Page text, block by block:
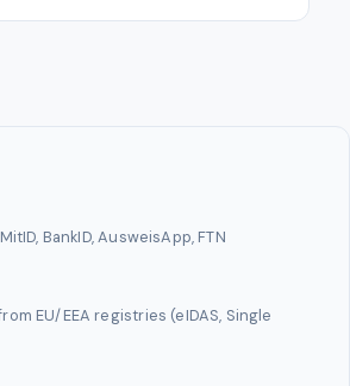
BankID, AusweisApp, FTN
EU/EEA registries (eIDAS, Single